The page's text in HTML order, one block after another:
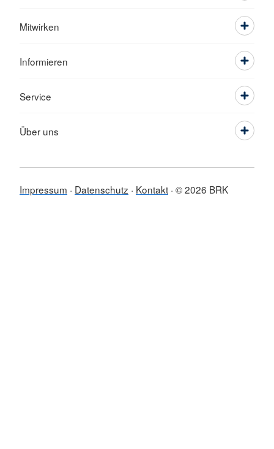
Mitwirken
Informieren
Service
Über uns
Impressum Datenschutz Kontakt © 2026 BRK